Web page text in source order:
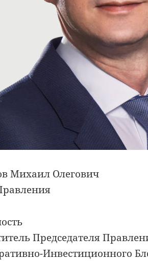
Михаил Олегович
Председателя
Инвестиционного